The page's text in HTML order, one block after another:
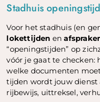
Stadhuis
Voor het stadhuis (en
lokettijden en
“openingstijden” op
vóór je gaat te checken:
welke documenten
tijden wordt jouw dienst
rijbewijs, uittreksel,